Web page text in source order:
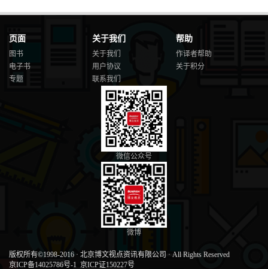
页面
图书
电子书
专题
关于我们
关于我们
用户协议
联系我们
帮助
作译者帮助
关于积分
微信公众号
微博
版权所有©1998-2016 · 北京博文视点资讯有限公司 · All Rights Reserved
京ICP备14025786号-1 京ICP证150227号